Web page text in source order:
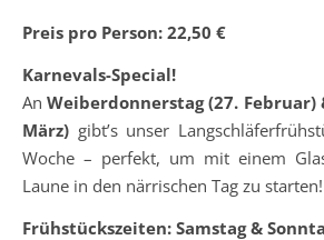
Preis pro Person: 22,50 €
Karnevals-Special!
AnWeiberdonnerstag (27. Februar)
März) gibt’s unser
Woche – perfekt, um mit einem
Laune in den närrischen Tag zu starten!
Frühstückszeiten: Samstag &